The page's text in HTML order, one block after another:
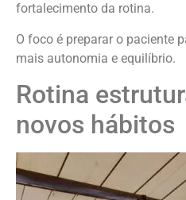
fortalecimento da rotina.
O foco é preparar o paciente
mais autonomia e equilíbrio.
Rotina
novos hábitos